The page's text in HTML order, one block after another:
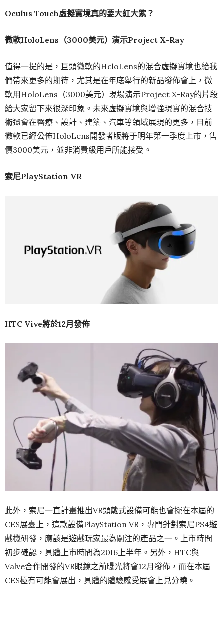
Oculus Touch虛擬實境真的要大紅大紫？
微軟HoloLens （3000美元）演示Project X-Ray
值得一提的是，巨頭微軟的HoloLens的混合虛擬實境也給我
們帶來更多的期待，尤其是在年底舉行的新品發佈會上，微
軟用HoloLens（3000美元）現場演示Project X-Ray的片段
給大家留下來很深印象。未來虛擬實境與增強現實的混合技
術還會在醫療、設計、建築、汽車等領域展現的更多，目前
微軟已經公佈HoloLens開發者版將于明年第一季度上市，售
價3000美元，並非消費級用戶所能接受。
索尼PlayStation VR
HTC Vive將於12月發佈
此外，索尼一直計畫推出VR頭戴式設備可能也會擺在本屆的
CES展臺上，這款設備PlayStation VR，專門針對索尼PS4遊
戲機研發，應該是遊戲玩家最為關注的產品之一。上市時間
初步確認，具體上市時間為2016上半年。另外，HTC與
Valve合作開發的VR眼鏡之前曝光將會12月發佈，而在本屆
CES極有可能會展出，具體的體驗感受展會上見分曉。